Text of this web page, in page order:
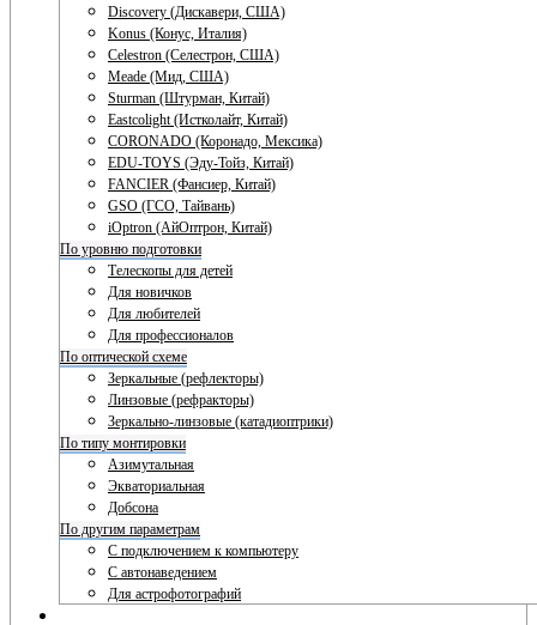
Discovery (Дискавери, США)
Konus (Конус, Италия)
Celestron (Селестрон, США)
Meade (Мид, США)
Sturman (Штурман, Китай)
Eastcolight (Истколайт, Китай)
CORONADO (Коронадо, Мексика)
EDU-TOYS (Эду-Тойз, Китай)
FANCIER (Фансиер, Китай)
GSO (ГСО, Тайвань)
iOptron (АйОптрон, Китай)
По уровню подготовки
Телескопы для детей
Для новичков
Для любителей
Для профессионалов
По оптической схеме
Зеркальные (рефлекторы)
Линзовые (рефракторы)
Зеркально-линзовые (катадиоптрики)
По типу монтировки
Азимутальная
Экваториальная
Добсона
По другим параметрам
С подключением к компьютеру
С автонаведением
Для астрофотографий